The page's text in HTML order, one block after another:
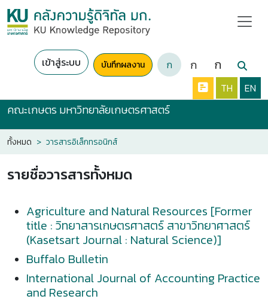
เข้าสู่ระบบ บันทึกผลงาน ก ก ก
TH EN
คณะเกษตร มหาวิทยาลัยเกษตรศาสตร์
ทั้งหมด วารสารอิเล็กทรอนิกส์
รายชื่อวารสารทั้งหมด
Agriculture and Natural Resources [Former
title : วิทยาสารเกษตรศาสตร์ สาขาวิทยาศาสตร์
(Kasetsart Journal : Natural Science)]
Buffalo Bulletin
International Journal of Accounting Practice
and Research